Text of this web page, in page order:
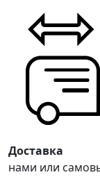
Доставка
нами или